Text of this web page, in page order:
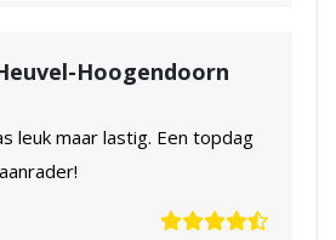
Hoogendoorn
leuk maar lastig. Een topdag